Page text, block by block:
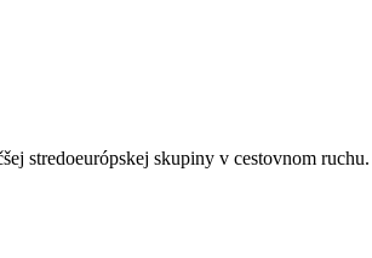
stredoeurópskej skupiny v cestovnom ruchu.